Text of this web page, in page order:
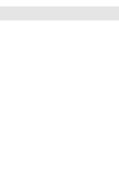
так часто,